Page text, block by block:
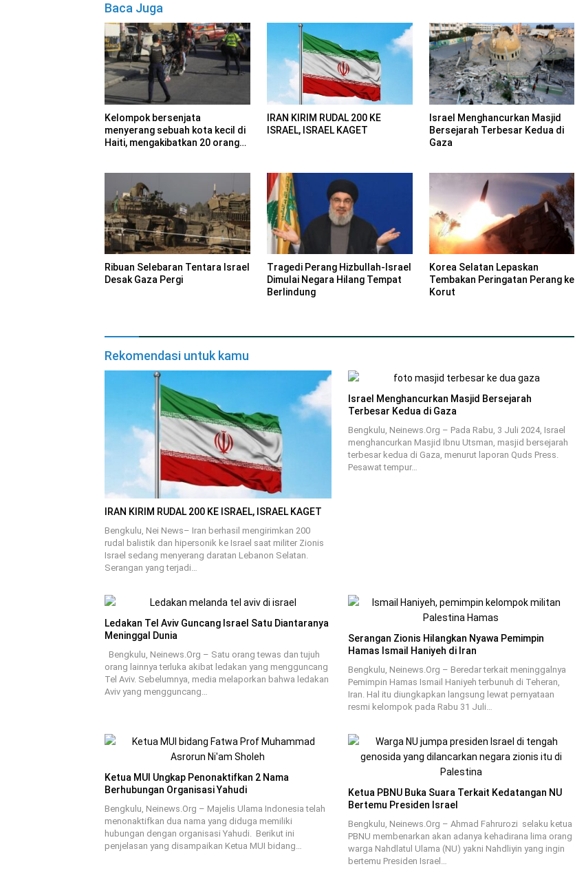
Baca Juga
Kelompok bersenjata
menyerang sebuah kota kecil di
Haiti, mengakibatkan 20 orang
IRAN KIRIM RUDAL 200 KE
ISRAEL, ISRAEL KAGET
Israel Menghancurkan Masjid
Bersejarah Terbesar Kedua di
Gaza
Ribuan Selebaran Tentara Israel
Desak Gaza Pergi
Tragedi Perang Hizbullah-Israel
Dimulai Negara Hilang Tempat
Berlindung
Korea Selatan Lepaskan
Tembakan Peringatan Perang ke
Korut
Rekomendasi untuk kamu
IRAN KIRIM RUDAL 200 KE ISRAEL, ISRAEL KAGET
Bengkulu, Nei News– Iran berhasil mengirimkan 200
rudal balistik dan hipersonik ke Israel saat militer Zionis
Israel sedang menyerang daratan Lebanon Selatan.
Serangan yang terjadi…
Israel Menghancurkan Masjid Bersejarah
Terbesar Kedua di Gaza
Bengkulu, Neinews.Org – Pada Rabu, 3 Juli 2024, Israel
menghancurkan Masjid Ibnu Utsman, masjid bersejarah
terbesar kedua di Gaza, menurut laporan Quds Press.
Pesawat tempur…
Ledakan Tel Aviv Guncang Israel Satu Diantaranya
Meninggal Dunia
Bengkulu, Neinews.Org – Satu orang tewas dan tujuh
orang lainnya terluka akibat ledakan yang mengguncang
Tel Aviv. Sebelumnya, media melaporkan bahwa ledakan
Aviv yang mengguncang…
Serangan Zionis Hilangkan Nyawa Pemimpin
Hamas Ismail Haniyeh di Iran
Bengkulu, Neinews.Org – Beredar terkait meninggalnya
Pemimpin Hamas Ismail Haniyeh terbunuh di Teheran,
Iran. Hal itu diungkapkan langsung lewat pernyataan
resmi kelompok pada Rabu 31 Juli…
Ketua MUI Ungkap Penonaktifkan 2 Nama
Berhubungan Organisasi Yahudi
Bengkulu, Neinews.Org – Majelis Ulama Indonesia telah
menonaktifkan dua nama yang diduga memiliki
hubungan dengan organisasi Yahudi. Berikut ini
penjelasan yang disampaikan Ketua MUI bidang…
Ketua PBNU Buka Suara Terkait Kedatangan NU
Bertemu Presiden Israel
Bengkulu, Neinews.Org – Ahmad Fahrurozi selaku ketua
PBNU membenarkan akan adanya kehadirana lima orang
warga Nahdlatul Ulama (NU) yakni Nahdliyin yang ingin
bertemu Presiden Israel…